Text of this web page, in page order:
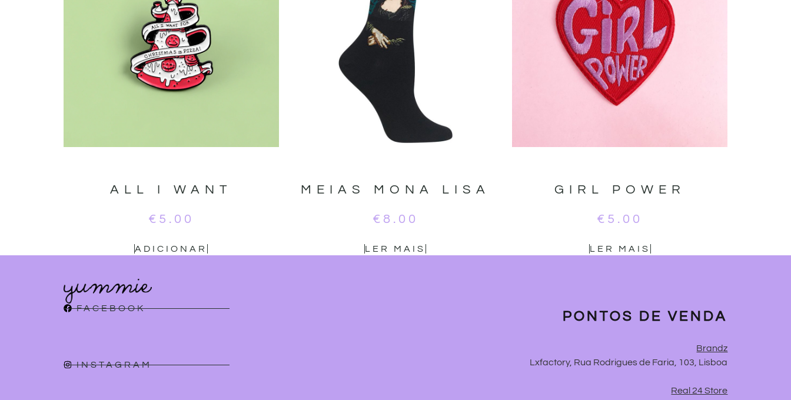
ALL I WANT
€ 5.00
ADICIONAR
MEIAS MONA LISA
€ 8.00
LER MAIS
GIRL POWER
€ 5.00
LER MAIS
FACEBOOK
INSTAGRAM
PONTOS DE VENDA
Brandz
Lxfactory, Rua Rodrigues de Faria, 103, Lisboa
Real 24 Store